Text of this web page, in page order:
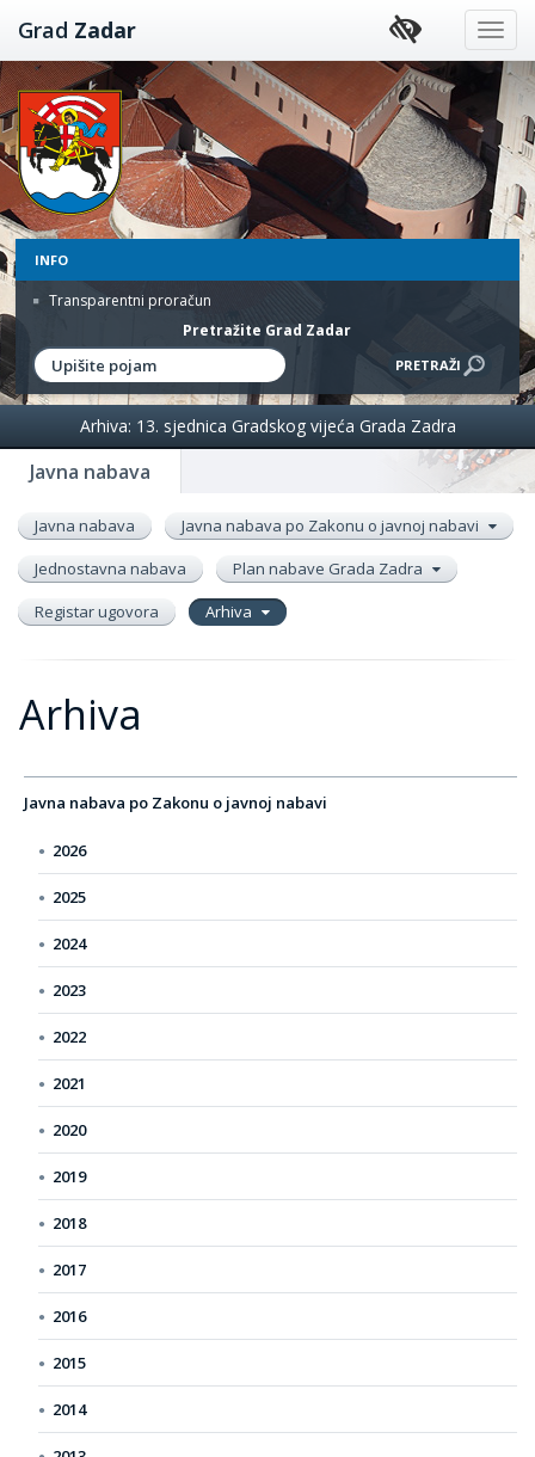
Preskoči
na
sadržaj
Grad Zadar
INFO
Transparentni proračun
Pretražite Grad Zadar
Javna nabava
Arhiva: 13. sjednica Gradskog vijeća Grada Zadra
Javna nabava
Javna nabava po Zakonu o javnoj nabavi
Jednostavna nabava
Plan nabave Grada Zadra
Registar ugovora
Arhiva
Arhiva
Javna nabava po Zakonu o javnoj nabavi
2026
2025
2024
2023
2022
2021
2020
2019
2018
2017
2016
2015
2014